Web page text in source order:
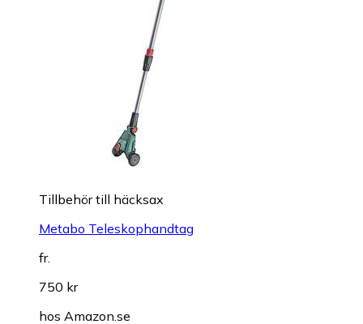
Tillbehör till häcksax
Metabo Teleskophandtag
fr.
750 kr
hos Amazon.se